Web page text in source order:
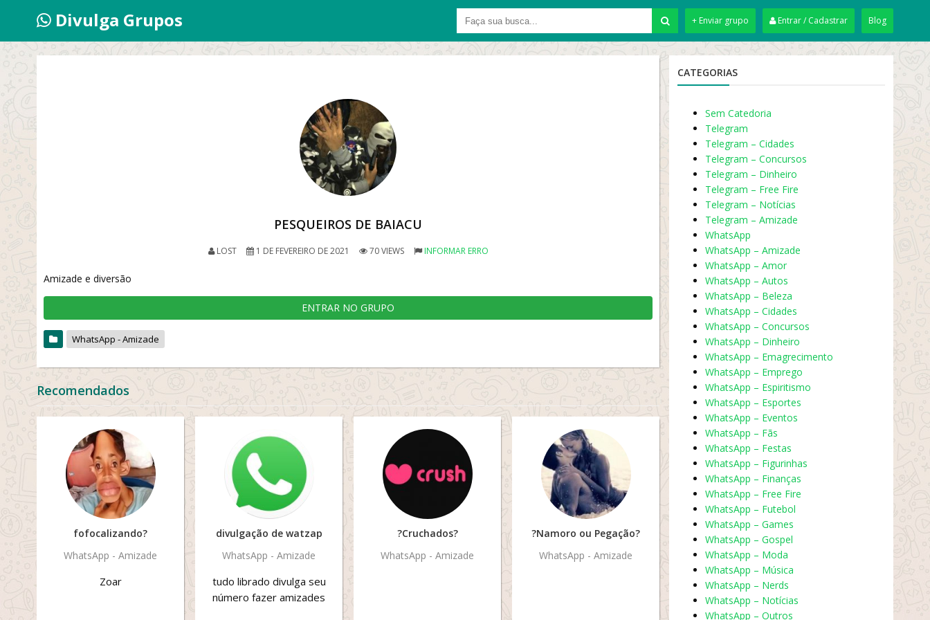
Divulga Grupos Blog
Entrar / Cadastrar
+ Enviar grupo
PESQUEIROS DE BAIACU
LOST 1 DE FEVEREIRO DE 2021 70 VIEWS INFORMAR ERRO
Amizade e diversão
ENTRAR NO GRUPO
WhatsApp - Amizade
Recomendados
fofocalizando?️
WhatsApp - Amizade
Zoar
divulgação de watzap
WhatsApp - Amizade
tudo librado divulga seu
número fazer amizades
?Cruchados?
WhatsApp - Amizade
?Namoro ou Pegação?
WhatsApp - Amizade
CATEGORIAS
Sem Catedoria
Telegram
Telegram – Cidades
Telegram – Concursos
Telegram – Dinheiro
Telegram – Free Fire
Telegram – Notícias
Telegram – Amizade
WhatsApp
WhatsApp – Amizade
WhatsApp – Amor
WhatsApp – Autos
WhatsApp – Beleza
WhatsApp – Cidades
WhatsApp – Concursos
WhatsApp – Dinheiro
WhatsApp – Emagrecimento
WhatsApp – Emprego
WhatsApp – Espiritismo
WhatsApp – Esportes
WhatsApp – Eventos
WhatsApp – Fãs
WhatsApp – Festas
WhatsApp – Figurinhas
WhatsApp – Finanças
WhatsApp – Free Fire
WhatsApp – Futebol
WhatsApp – Games
WhatsApp – Gospel
WhatsApp – Moda
WhatsApp – Música
WhatsApp – Nerds
WhatsApp – Notícias
WhatsApp – Outros